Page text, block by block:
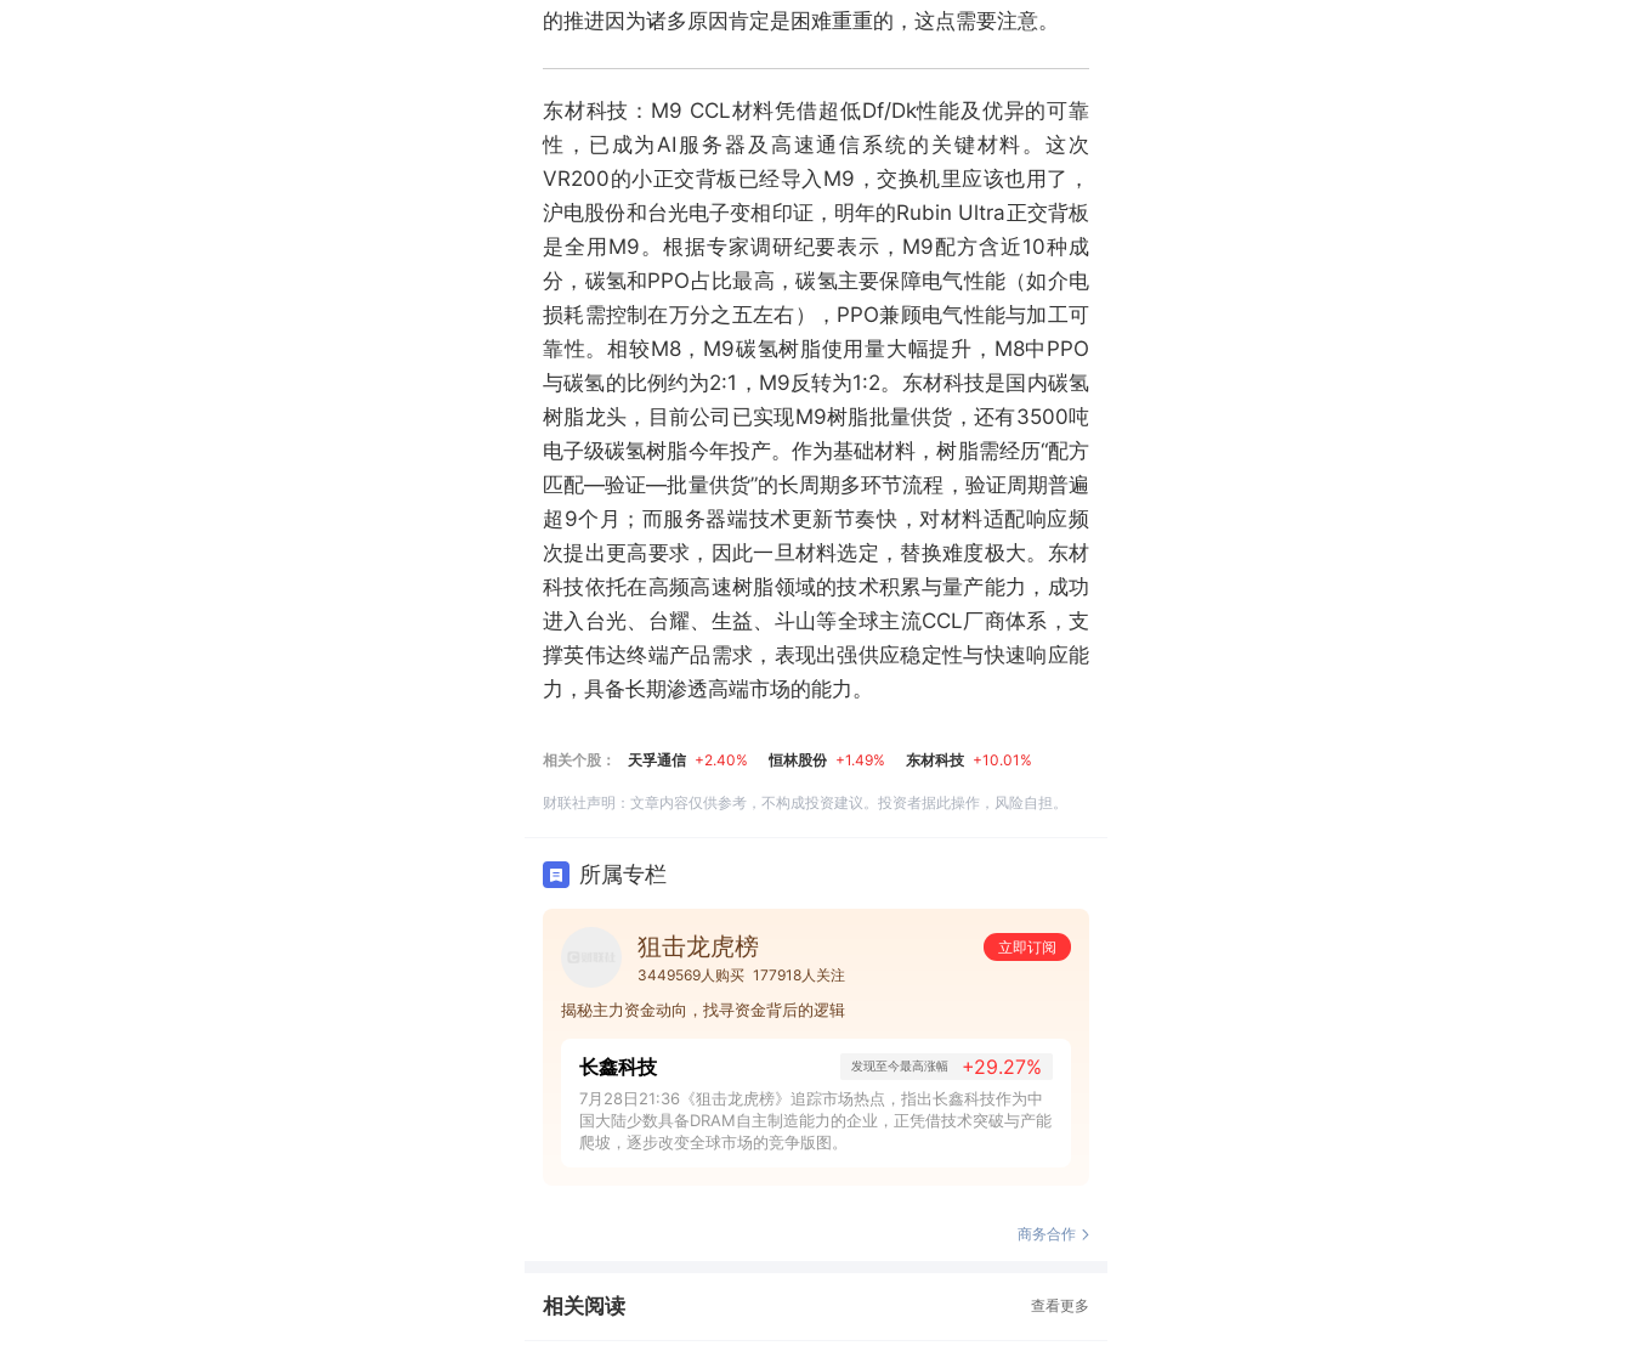
的推进因为诸多原因肯定是困难重重的，这点需要注意。
东材科技：M9 CCL材料凭借超低Df/Dk性能及优异的可靠
性，已成为AI服务器及高速通信系统的关键材料。这次
VR200的小正交背板已经导入M9，交换机里应该也用了，
沪电股份和台光电子变相印证，明年的Rubin Ultra正交背板
是全用M9。根据专家调研纪要表示，M9配方含近10种成
分，碳氢和PPO占比最高，碳氢主要保障电气性能（如介电
损耗需控制在万分之五左右），PPO兼顾电气性能与加工可
靠性。相较M8，M9碳氢树脂使用量大幅提升，M8中PPO
与碳氢的比例约为2:1，M9反转为1:2。东材科技是国内碳氢
树脂龙头，目前公司已实现M9树脂批量供货，还有3500吨
电子级碳氢树脂今年投产。作为基础材料，树脂需经历“配方
匹配—验证—批量供货”的长周期多环节流程，验证周期普遍
超9个月；而服务器端技术更新节奏快，对材料适配响应频
次提出更高要求，因此一旦材料选定，替换难度极大。东材
科技依托在高频高速树脂领域的技术积累与量产能力，成功
进入台光、台耀、生益、斗山等全球主流CCL厂商体系，支
撑英伟达终端产品需求，表现出强供应稳定性与快速响应能
力，具备长期渗透高端市场的能力。
相关个股： 天孚通信 +2.40% 恒林股份 +1.49% 东材科技 +10.01%
财联社声明：文章内容仅供参考，不构成投资建议。投资者据此操作，风险自担。
所属专栏
狙击龙虎榜
立即订阅
3449569人购买 177918人关注
揭秘主力资金动向，找寻资金背后的逻辑
长鑫科技 发现至今最高涨幅 +29.27%
7月28日21:36《狙击龙虎榜》追踪市场热点，指出长鑫科技作为中
国大陆少数具备DRAM自主制造能力的企业，正凭借技术突破与产能
爬坡，逐步改变全球市场的竞争版图。
商务合作
相关阅读 查看更多